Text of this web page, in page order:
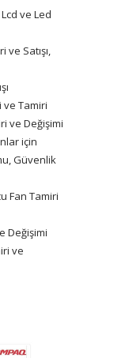
ve Led
Satışı,
ve Tamiri
ve Değişimi
için
Güvenlik
Fan Tamiri
Değişimi
ve